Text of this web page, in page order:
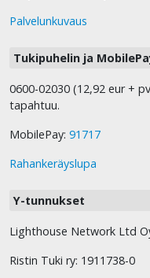
Palvelunkuvaus
Tukipuhelin ja
0600-02030 (12,92 eur +
tapahtuu.
MobilePay: 91717
Rahankeräyslupa
Y-tunnukset
Lighthouse Network Ltd
Ristin Tuki ry: 1911738-0